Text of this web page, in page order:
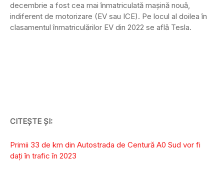
decembrie a fost cea mai înmatriculată mașină nouă,
indiferent de motorizare (EV sau ICE). Pe locul al doilea în
clasamentul înmatriculărilor EV din 2022 se află Tesla.
CITEȘTE ȘI:
Primii 33 de km din Autostrada de Centură A0 Sud vor fi
dați în trafic în 2023